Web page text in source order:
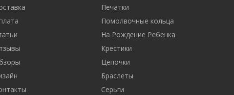
Печатки
Помолвочные кольца
На Рождение Ребенка
Крестики
Цепочки
Браслеты
Серьги